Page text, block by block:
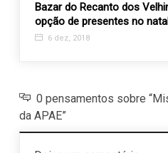
Bazar do Recanto dos
opção de presentes no
6 dez, 2018
0 pensamentos sobre
da APAE”